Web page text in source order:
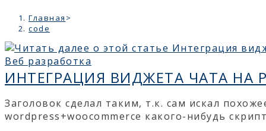
Главная >
code
Веб разработка
ИНТЕГРАЦИЯ ВИДЖЕТА ЧАТА
Заголовок сделал таким, т.к. сам искал
wordpress+woocommerce какого-нибудь